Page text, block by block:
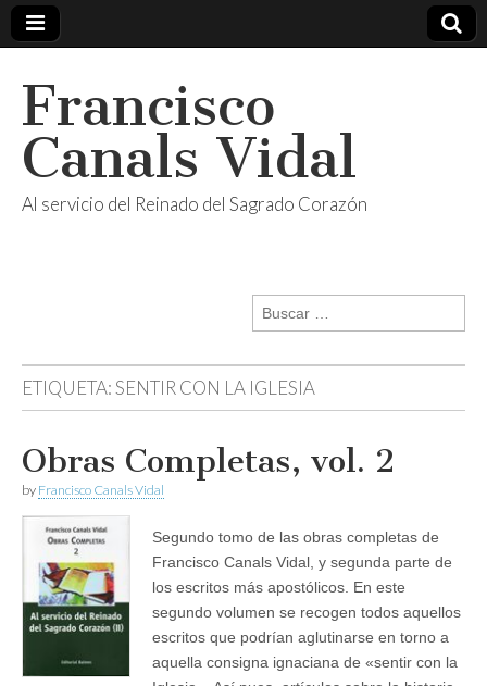
Francisco
Canals Vidal
Al servicio del Reinado del Sagrado Corazón
Buscar:
ETIQUETA:SENTIR CON LA IGLESIA
Obras Completas, vol. 2
by Francisco Canals Vidal
Segundo tomo de las obras completas de
Francisco Canals Vidal, y segunda parte de
los escritos más apostólicos. En este
segundo volumen se recogen todos aquellos
escritos que podrían aglutinarse en torno a
aquella consigna ignaciana de «sentir con la